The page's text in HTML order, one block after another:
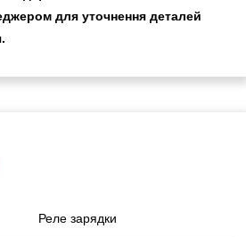
для уточнення деталей
Реле зарядки